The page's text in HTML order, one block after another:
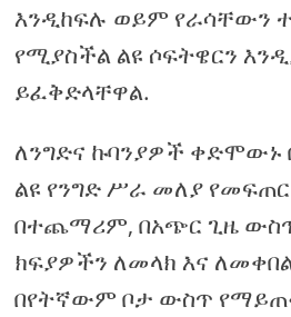
እንዲከፍሉ ወይም የራሳቸውን
የሚያስችል ልዩ ሶፍትዌርን
ይፈቅድላቸዋል.
ለንግድና ኩባንያዎች ቀድሞውኑ
ልዩ የንግድ ሥራ መለያ የመፍጠር
በተጨማሪም, በአጭር ጊዜ
ክፍያዎችን ለመላክ እና
በየትኛውም ቦታ ውስጥ